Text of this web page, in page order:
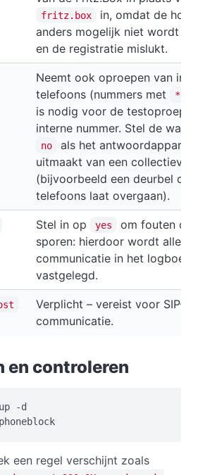
fritz.box
in, omdat de
anders mogelijk niet wordt
en de registratie mislukt.
Neemt ook oproepen van
telefoons (nummers met
*
is nodig voor de testoproep
interne nummer. Stel de
no
als het
uitmaakt van een collectieve
(bijvoorbeeld een deurbel die
telefoons laat overgaan).
Stel in op yes
om fouten op
sporen: hierdoor wordt alle
communicatie in het logboek
vastgelegd.
Verplicht – vereist voor SIP-/
communicatie.
en controleren
-d
een regel verschijnt zoals